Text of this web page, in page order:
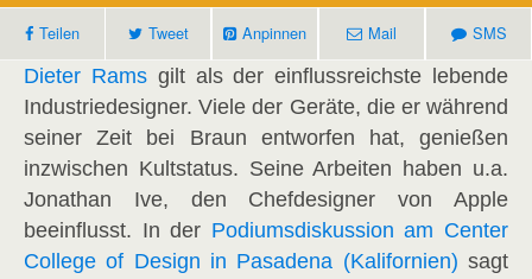
Teilen Tweet Anpinnen Mail SMS
Dieter Ramsgilt als der einflussreichste lebende
Industriedesigner. Viele der Geräte, die er während
seiner Zeit bei Braun entworfen hat, genießen
inzwischen Kultstatus. Seine Arbeiten haben u.a.
Jonathan Ive, den Chefdesigner von Apple
beeinflusst. In der Podiumsdiskussion am Center
College of Design in Pasadena (Kalifornien) sagt